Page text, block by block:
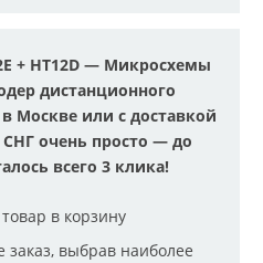
+ HT12D — Микросхемы
дистанционного
Москве или с доставкой
очень просто — до
всего 3 клика!
в корзину
выбрав наиболее